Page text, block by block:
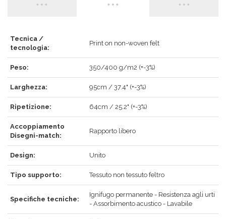
Tecnica /
tecnologia:
Print on non-woven felt
Peso: 350/400 g/m2 (+-3%)
Larghezza: 95cm / 37.4" (+-3%)
Ripetizione: 64cm / 25.2" (+-3%)
Accoppiamento
Disegni-match:
Rapporto libero
Design: Unito
Tipo supporto: Tessuto non tessuto feltro
Specifiche tecniche:
Ignifugo permanente - Resistenza agli urti
- Assorbimento acustico - Lavabile
ACCEDI
Hai dimenticato la password?
RECUPERA
REGISTRATI